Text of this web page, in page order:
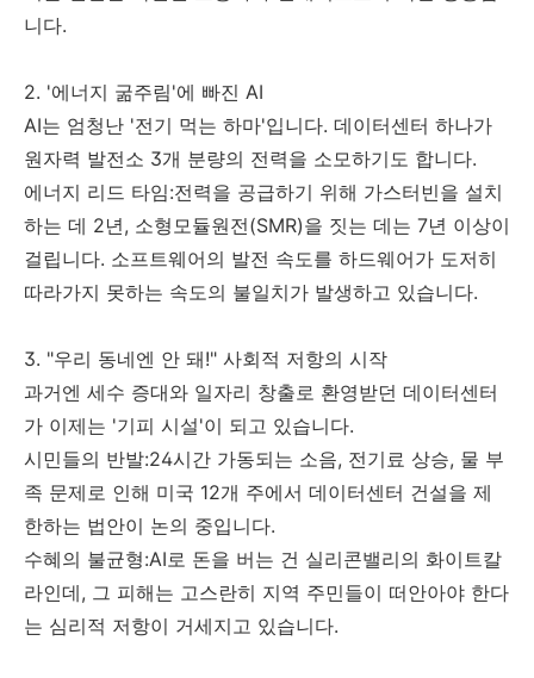
니다.
2. '에너지 굶주림'에 빠진 AI
AI는 엄청난 '전기 먹는 하마'입니다. 데이터센터 하나가
원자력 발전소 3개 분량의 전력을 소모하기도 합니다.
에너지 리드 타임:전력을 공급하기 위해 가스터빈을 설치
하는 데 2년, 소형모듈원전(SMR)을 짓는 데는 7년 이상이
걸립니다. 소프트웨어의 발전 속도를 하드웨어가 도저히
따라가지 못하는 속도의 불일치가 발생하고 있습니다.
3. "우리 동네엔 안 돼!" 사회적 저항의 시작
과거엔 세수 증대와 일자리 창출로 환영받던 데이터센터
가 이제는 '기피 시설'이 되고 있습니다.
시민들의 반발:24시간 가동되는 소음, 전기료 상승, 물 부
족 문제로 인해 미국 12개 주에서 데이터센터 건설을 제
한하는 법안이 논의 중입니다.
수혜의 불균형:AI로 돈을 버는 건 실리콘밸리의 화이트칼
라인데, 그 피해는 고스란히 지역 주민들이 떠안아야 한다
는 심리적 저항이 거세지고 있습니다.